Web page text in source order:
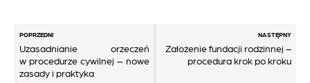
Nawigacja
wpisu
POPRZEDNI
Uzasadnianie orzeczeń
w procedurze cywilnej – nowe
zasady i praktyka
NASTĘPNY
Założenie fundacji rodzinnej –
procedura krok po kroku